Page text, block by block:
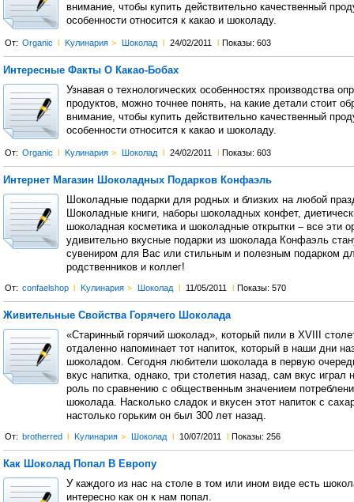
внимание, чтобы купить действительно качественный
особенности относится к какао и шоколаду.
От: Organic l Kулинария > Шоколад l 24/02/2011 l Показы: 603
Интересные Факты О Какао-Бобах
Узнавая о технологических особенностях производства
продуктов, можно точнее понять, на какие детали стоит
внимание, чтобы купить действительно качественный
особенности относится к какао и шоколаду.
От: Organic l Kулинария > Шоколад l 24/02/2011 l Показы: 603
Интернет Магазин Шоколадных Подарков Конфаэль
Шоколадные подарки для родных и близких на любой
Шоколадные книги, наборы шоколадных конфет,
шоколадная косметика и шоколадные открытки – все эти
удивительно вкусные подарки из шоколада Конфаэль
сувениром для Вас или стильным и полезным подарком
родственников и коллег!
От: confaelshop l Kулинария > Шоколад l 11/05/2011 l Показы: 570
Живительные Свойства Горячего Шоколада
«Старинный горячий шоколад», который пили в XVIII
отдаленно напоминает тот напиток, который в наши дни
шоколадом. Сегодня любители шоколада в первую
вкус напитка, однако, три столетия назад, сам вкус играл
роль по сравнению с общественным значением
шоколада. Насколько сладок и вкусен этот напиток с
настолько горьким он был 300 лет назад.
От: brotherred l Kулинария > Шоколад l 10/07/2011 l Показы: 256
Как Шоколад Попал В Европу
У каждого из нас на столе в том или ином виде есть
интересно как он к нам попал.